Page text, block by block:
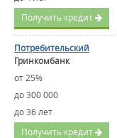
Получить кредит
Потребительский
Гринкомбанк
от 25%
до 300 000
до 36 лет
Получить кредит